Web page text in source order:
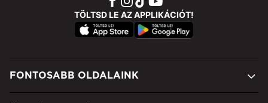
TÖLTSD LE AZ APPLIKÁCIÓT!
FONTOSABB OLDALAINK